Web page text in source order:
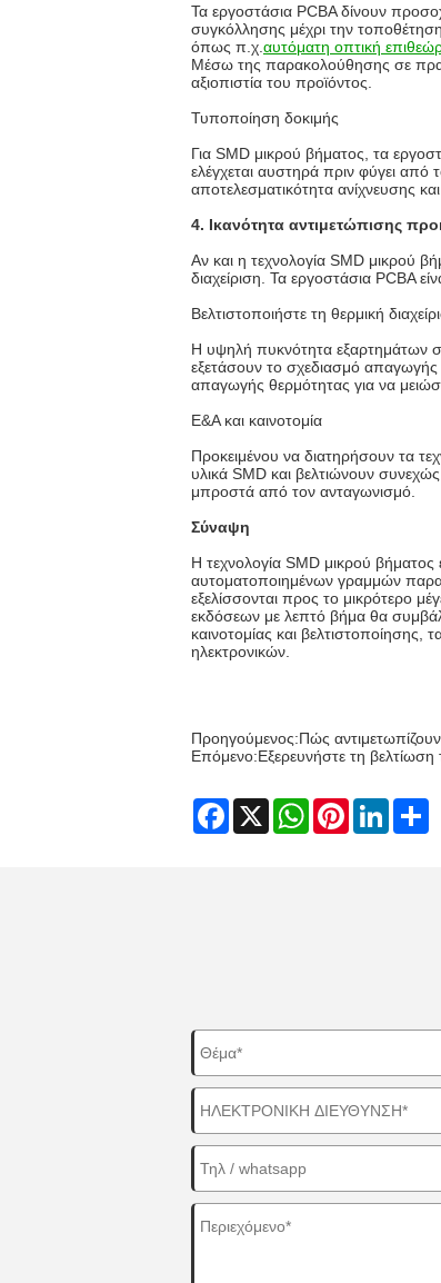
Τα εργοστάσια PCBA δίνουν
συγκόλλησης μέχρι την
όπως π.χ. αυτόματη οπτική
Μέσω της παρακολούθησης σε
αξιοπιστία του προϊόντος.
Τυποποίηση δοκιμής
Για SMD μικρού βήματος, τα
ελέγχεται αυστηρά πριν φύγει από
αποτελεσματικότητα ανίχνευσης
4. Ικανότητα αντιμετώπισης
Αν και η τεχνολογία SMD μικρού
διαχείριση. Τα εργοστάσια PCBA
Βελτιστοποιήστε τη θερμική
Η υψηλή πυκνότητα εξαρτημάτων
εξετάσουν το σχεδιασμό απαγωγής
απαγωγής θερμότητας για να
Ε&Α και καινοτομία
Προκειμένου να διατηρήσουν τα
υλικά SMD και βελτιώνουν
μπροστά από τον ανταγωνισμό.
Σύναψη
Η τεχνολογία SMD μικρού βήματος
αυτοματοποιημένων γραμμών
εξελίσσονται προς το μικρότερο
εκδόσεων με λεπτό βήμα θα
καινοτομίας και
ηλεκτρονικών.
Προηγούμενος:Πώς
Επόμενο:Εξερευνήστε τη
Facebook
X WhatsAppPinterestLinkedIn